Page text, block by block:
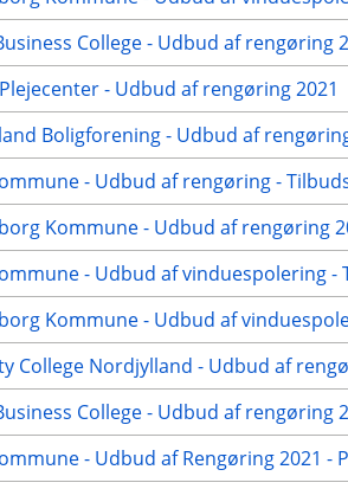
College - Udbud af rengøring
- Udbud af rengøring 2021
Boligforening - Udbud af
- Udbud af rengøring -
Kommune - Udbud af rengøring
- Udbud af vinduespolering -
Kommune - Udbud af
College Nordjylland - Udbud af
College - Udbud af rengøring
- Udbud af Rengøring 2021 -